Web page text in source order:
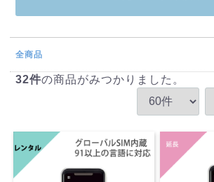
全商品
32件の商品がみつかりました。